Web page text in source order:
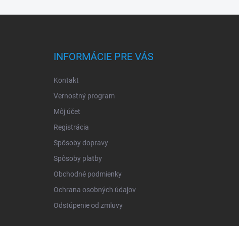
INFORMÁCIE PRE VÁS
Kontakt
Vernostný program
Môj účet
Registrácia
Spôsoby dopravy
Spôsoby platby
Obchodné podmienky
Ochrana osobných údajov
Odstúpenie od zmluvy